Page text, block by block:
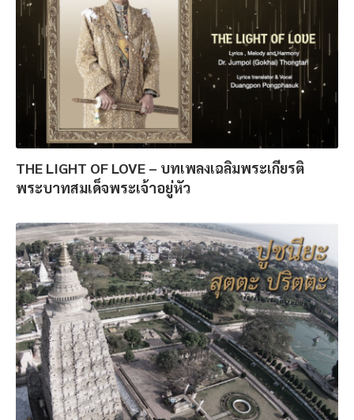
THE LIGHT OF LOVE – บทเพลงเฉลิมพระเกียรติ
พระบาทสมเด็จพระเจ้าอยู่หัว